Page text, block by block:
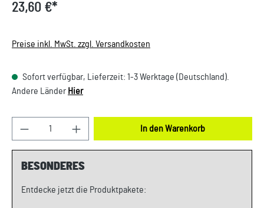
23,60 €*
Preise inkl. MwSt. zzgl. Versandkosten
Sofort verfügbar, Lieferzeit: 1-3 Werktage (Deutschland).
Andere Länder Hier
Produkt Anzahl: Gib den gewünschten Wert ein
In den Warenkorb
BESONDERES
Entdecke jetzt die Produktpakete: